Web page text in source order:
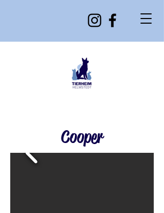
Cooper